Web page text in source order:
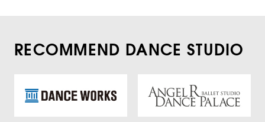
RECOMMEND DANCE STUDIO